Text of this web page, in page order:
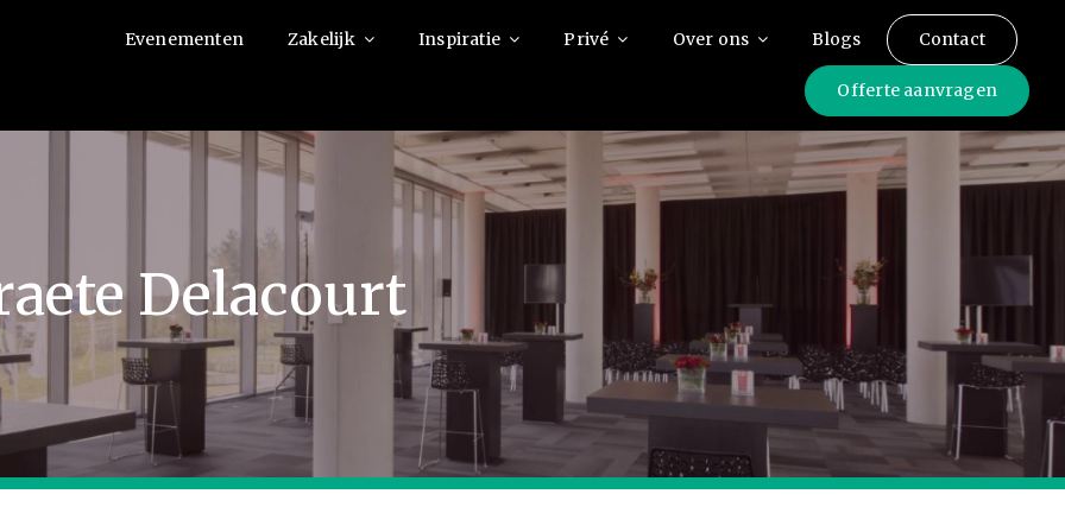
Evenementen Zakelijk Inspiratie Privé Over ons Blogs Contact
Offerte aanvragen
Delacourt